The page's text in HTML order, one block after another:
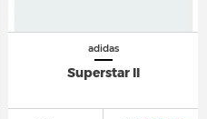
adidas
Superstar II